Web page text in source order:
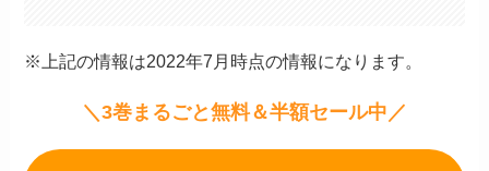
※上記の情報は2022年7月時点の情報になります。
＼3巻まるごと無料＆半額セール中／